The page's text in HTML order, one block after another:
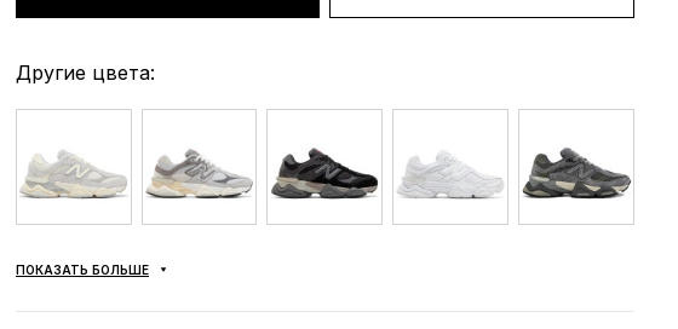
Другие цвета:
ПОКАЗАТЬ БОЛЬШЕ